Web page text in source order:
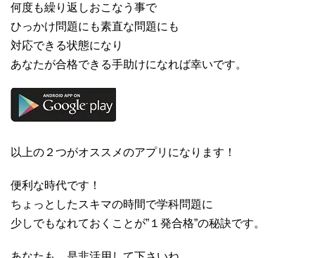
何度も繰り返しおこなう事で
ひっかけ問題にも素直な問題にも
対応できる状態になり
あなたが合格できる手助けになれば幸いです。
以上の２つがオススメのアプリになります！
便利な時代です！
ちょっとしたスキマの時間で学科問題に
少しでもなれておくことが”１発合格”の秘訣です。